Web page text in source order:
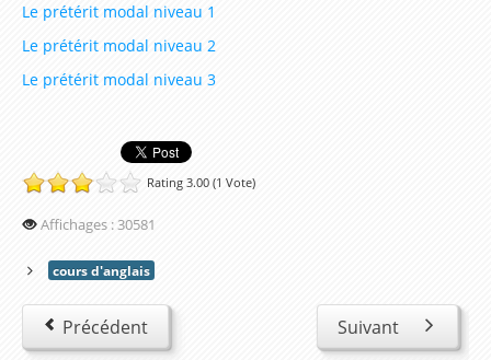
Dictionnaire Anglais
Le prétérit modal niveau 1
Le prétérit modal niveau 2
Le prétérit modal niveau 3
Rating 3.00 (1 Vote)
Affichages : 30581
cours d'anglais
Précédent Suivant